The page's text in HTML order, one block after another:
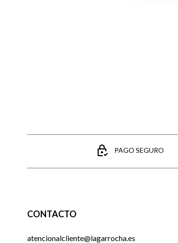
PAGO SEGURO
CONTACTO
atencionalcliente@lagarrocha.es